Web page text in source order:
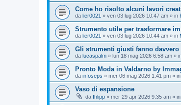
Come ho risolto alcuni lavori
da lier0021 » ven 03 lug 2026 10:47 am » in
Strumento utile per trasformare
da lier0021 » ven 03 lug 2026 10:44 am » in
Gli strumenti giusti fanno davvero
da lucaspalm » lun 18 mag 2026 6:58 am »
Pronto Moda in Valdarno by
da infoseps » mer 06 mag 2026 1:41 pm » in
Vaso di espansione
da fhlipp » mer 29 apr 2026 9:35 am » in